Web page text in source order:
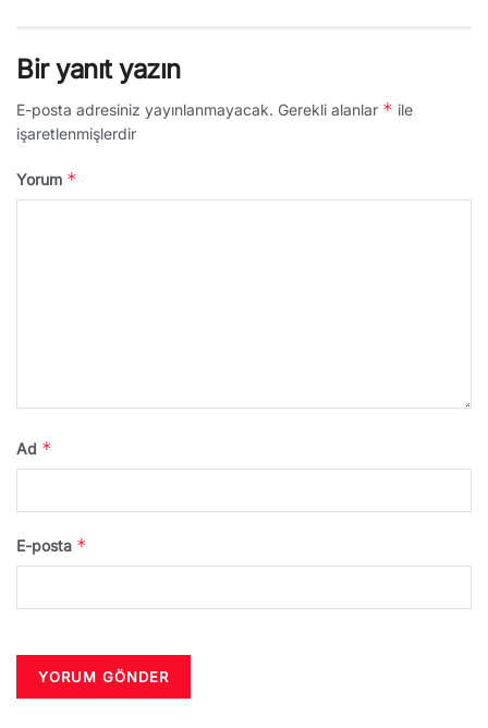
Bir yanıt yazın
E-posta adresiniz yayınlanmayacak. Gerekli alanlar * ile
işaretlenmişlerdir
Yorum *
Ad *
E-posta *